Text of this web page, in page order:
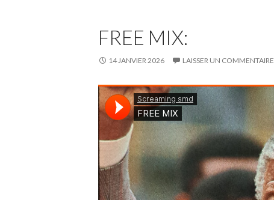
FREE MIX:
14 JANVIER 2026 LAISSER UN COMMENTAIRE